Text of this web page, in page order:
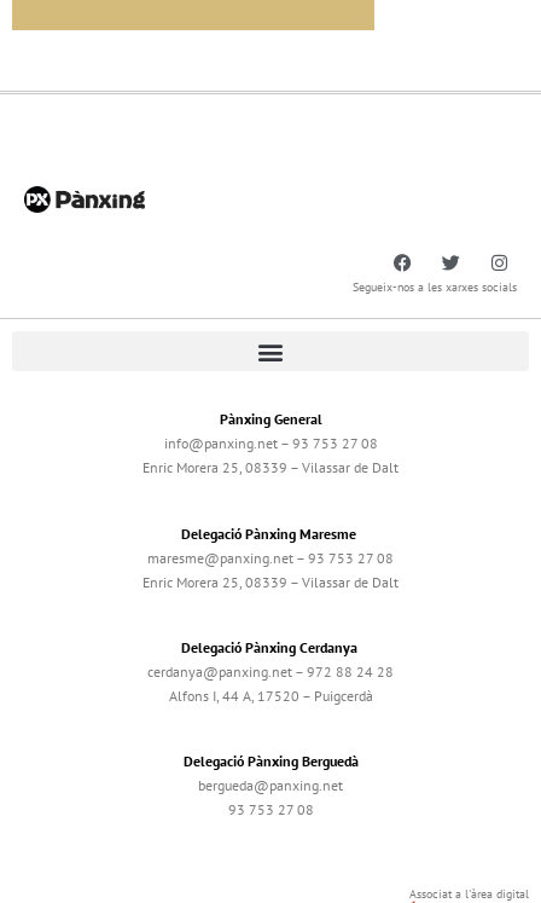
Segueix-nos a les xarxes socials
Pànxing General
info@panxing.net – 93 753 27 08
Enric Morera 25, 08339 – Vilassar de Dalt
Delegació Pànxing Maresme
maresme@panxing.net – 93 753 27 08
Enric Morera 25, 08339 – Vilassar de Dalt
Delegació Pànxing Cerdanya
cerdanya@panxing.net – 972 88 24 28
Alfons I, 44 A, 17520 – Puigcerdà
Delegació Pànxing Berguedà
bergueda@panxing.net
93 753 27 08
Associat a l'àrea digital